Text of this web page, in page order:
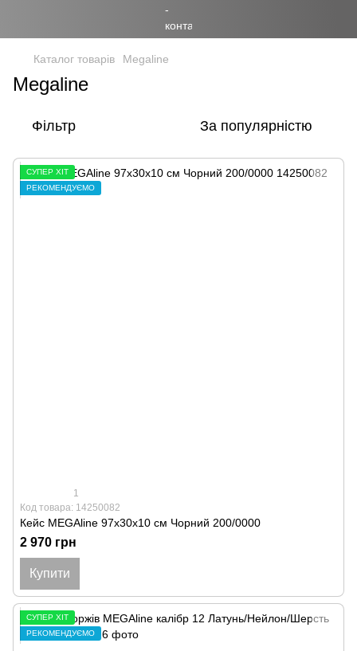
Каталог товарів Megaline
Megaline
Фільтр За популярністю
СУПЕР ХІТ
РЕКОМЕНДУЄМО
1
Код товара: 14250082
Кейс MEGAline 97x30x10 см Чорний 200/0000
2 970 грн
Купити
СУПЕР ХІТ
РЕКОМЕНДУЄМО